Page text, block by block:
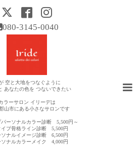
080-3145-0040
空と大地をつなぐように
あなたの色を つないできたい
ラーサロン イリーデは
山市にある小さなサロンです
ーソナルカラー診断 5,500円～
プ骨格ライン診断 5,500円
ナルイメージ診断 6,500円
ナルカラーメイク 4,000円